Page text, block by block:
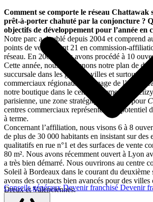
Conseils générauxDevenir franchisé Devenir
Comment se comporte le réseau Chattawak
prêt-à-porter chahuté par la conjoncture ?
objectifs de développement pour l’année en
Notre parc a doublé depuis 2004 et comprend
points de vente, dont 21 en commission-
réseau. En 2008, nous avons procédé à 10
Cette année, nous maintenons notre plan de
succursale dans les grandes villes et surtout
commerciaux régionaux, à l’image de
notre boutique dans le centre commercial
parisienne, une zone stratégique majeure pour
centres commerciaux représentent un potentiel
à terme.
Concernant l’affiliation, nous visons 6 à 8
de plus de 30 000 habitants en insistant sur des
qualitatifs en rue n°1 et des surfaces de vente
80 m². Nous avons récemment ouvert à Lyon
a très bien démarré. Nous ouvrirons au centre
Soleil à Bordeaux dans le courant du deuxième
avons des contacts bien avancés pour des
Dreux et Valenciennes.